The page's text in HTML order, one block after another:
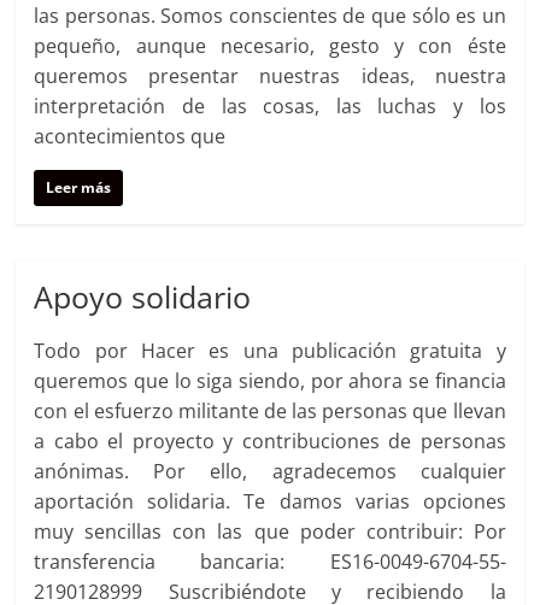
las personas. Somos conscientes de que sólo es un
pequeño, aunque necesario, gesto y con éste
queremos presentar nuestras ideas, nuestra
interpretación de las cosas, las luchas y los
acontecimientos que
Leer más
Apoyo solidario
Todo por Hacer es una publicación gratuita y
queremos que lo siga siendo, por ahora se financia
con el esfuerzo militante de las personas que llevan
a cabo el proyecto y contribuciones de personas
anónimas. Por ello, agradecemos cualquier
aportación solidaria. Te damos varias opciones
muy sencillas con las que poder contribuir: Por
transferencia bancaria: ES16-0049-6704-55-
2190128999 Suscribiéndote y recibiendo la